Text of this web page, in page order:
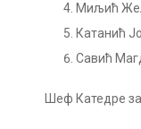
Миљић
Катанић
Савић
Шеф Катедре